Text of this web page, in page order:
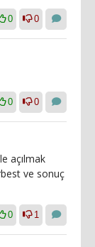
0 0
0 0
açılmak
ve sonuç
0 1